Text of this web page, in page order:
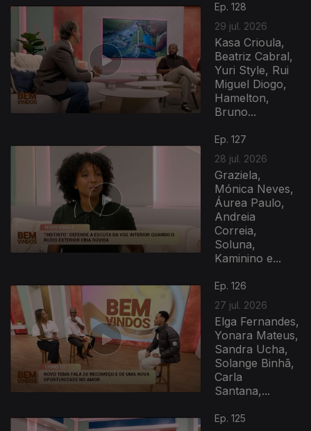
Ep. 128
29 jul. 2026
Kasa Crioula,
Beatriz Cabral,
Yuri Style, Rui
Miguel Diogo,
Hamelton,
Bruno...
Ep. 127
28 jul. 2026
Graziela,
Mónica Neves,
Áurea Paulo,
Andreia
Correia,
Soluna,
Kaminino e...
Ep. 126
27 jul. 2026
Elga Fernandes,
Yonara Mateus,
Sandra Ucha,
Solange Binhã,
Carla
Santana,...
Ep. 125